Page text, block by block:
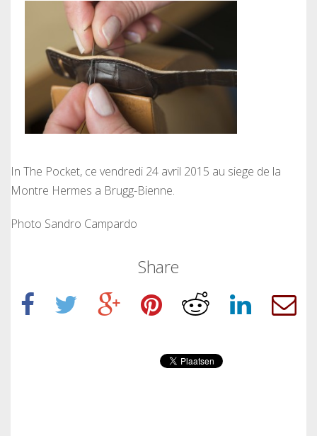
In The Pocket, ce vendredi 24 avril 2015 au siege de la
Montre Hermes a Brugg-Bienne.
Photo Sandro Campardo
Share